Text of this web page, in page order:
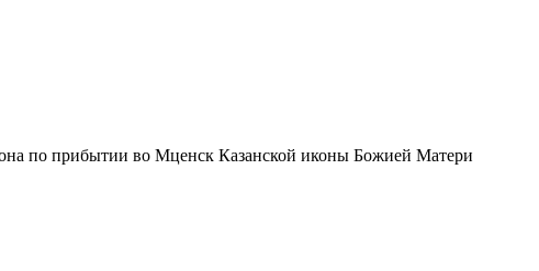
по прибытии во Мценск Казанской иконы Божией Матери